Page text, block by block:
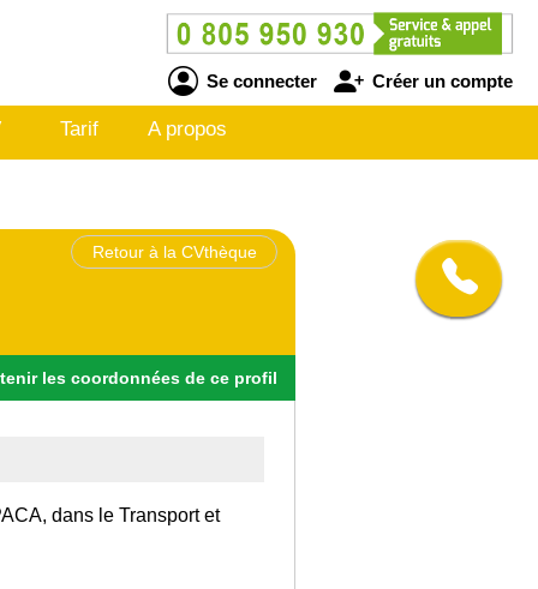
Se connecter Créer un compte
Tarif A propos
Retour à la CVthèque
les coordonnées de ce profil
dans le Transport et